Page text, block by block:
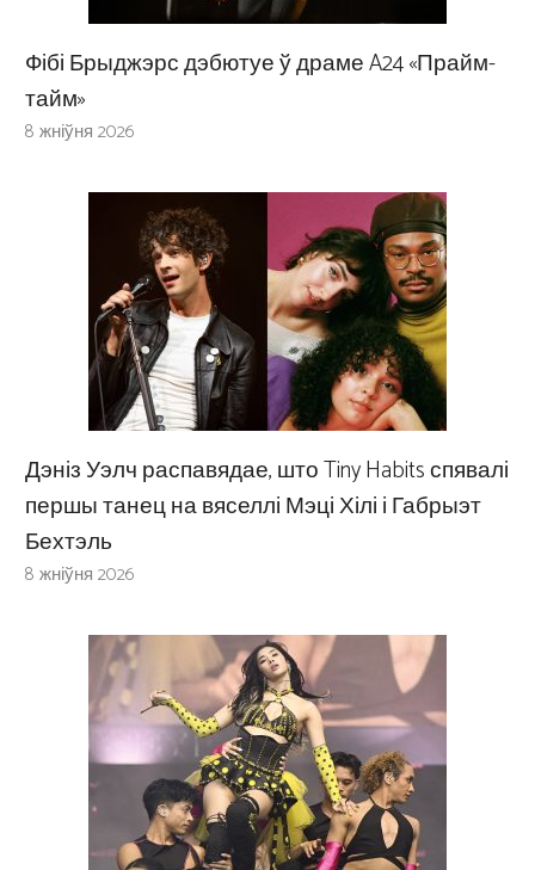
Фібі Брыджэрс дэбютуе ў драме A24 «Прайм-
тайм»
8 жніўня 2026
Дэніз Уэлч распавядае, што Tiny Habits спявалі
першы танец на вяселлі Мэці Хілі і Габрыэт
Бехтэль
8 жніўня 2026